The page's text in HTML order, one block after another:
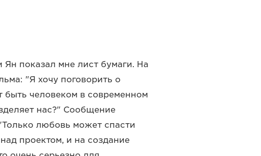
показал мне лист бумаги. На
"Я хочу поговорить о
быть человеком в современном
нас?" Сообщение
любовь может спасти
проектом, и на создание